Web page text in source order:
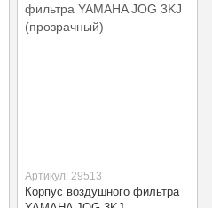
Артикул: 29513
Корпус воздушного фильтра